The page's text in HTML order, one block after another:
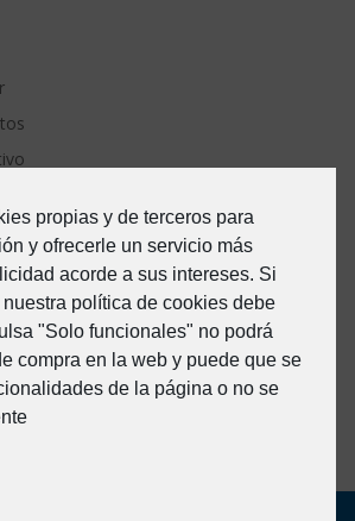
propias y de terceros para
y ofrecerle un servicio más
acorde a sus intereses. Si
política de cookies debe
"Solo funcionales" no podrá
compra en la web y puede que se
de la página o no se
Covid19